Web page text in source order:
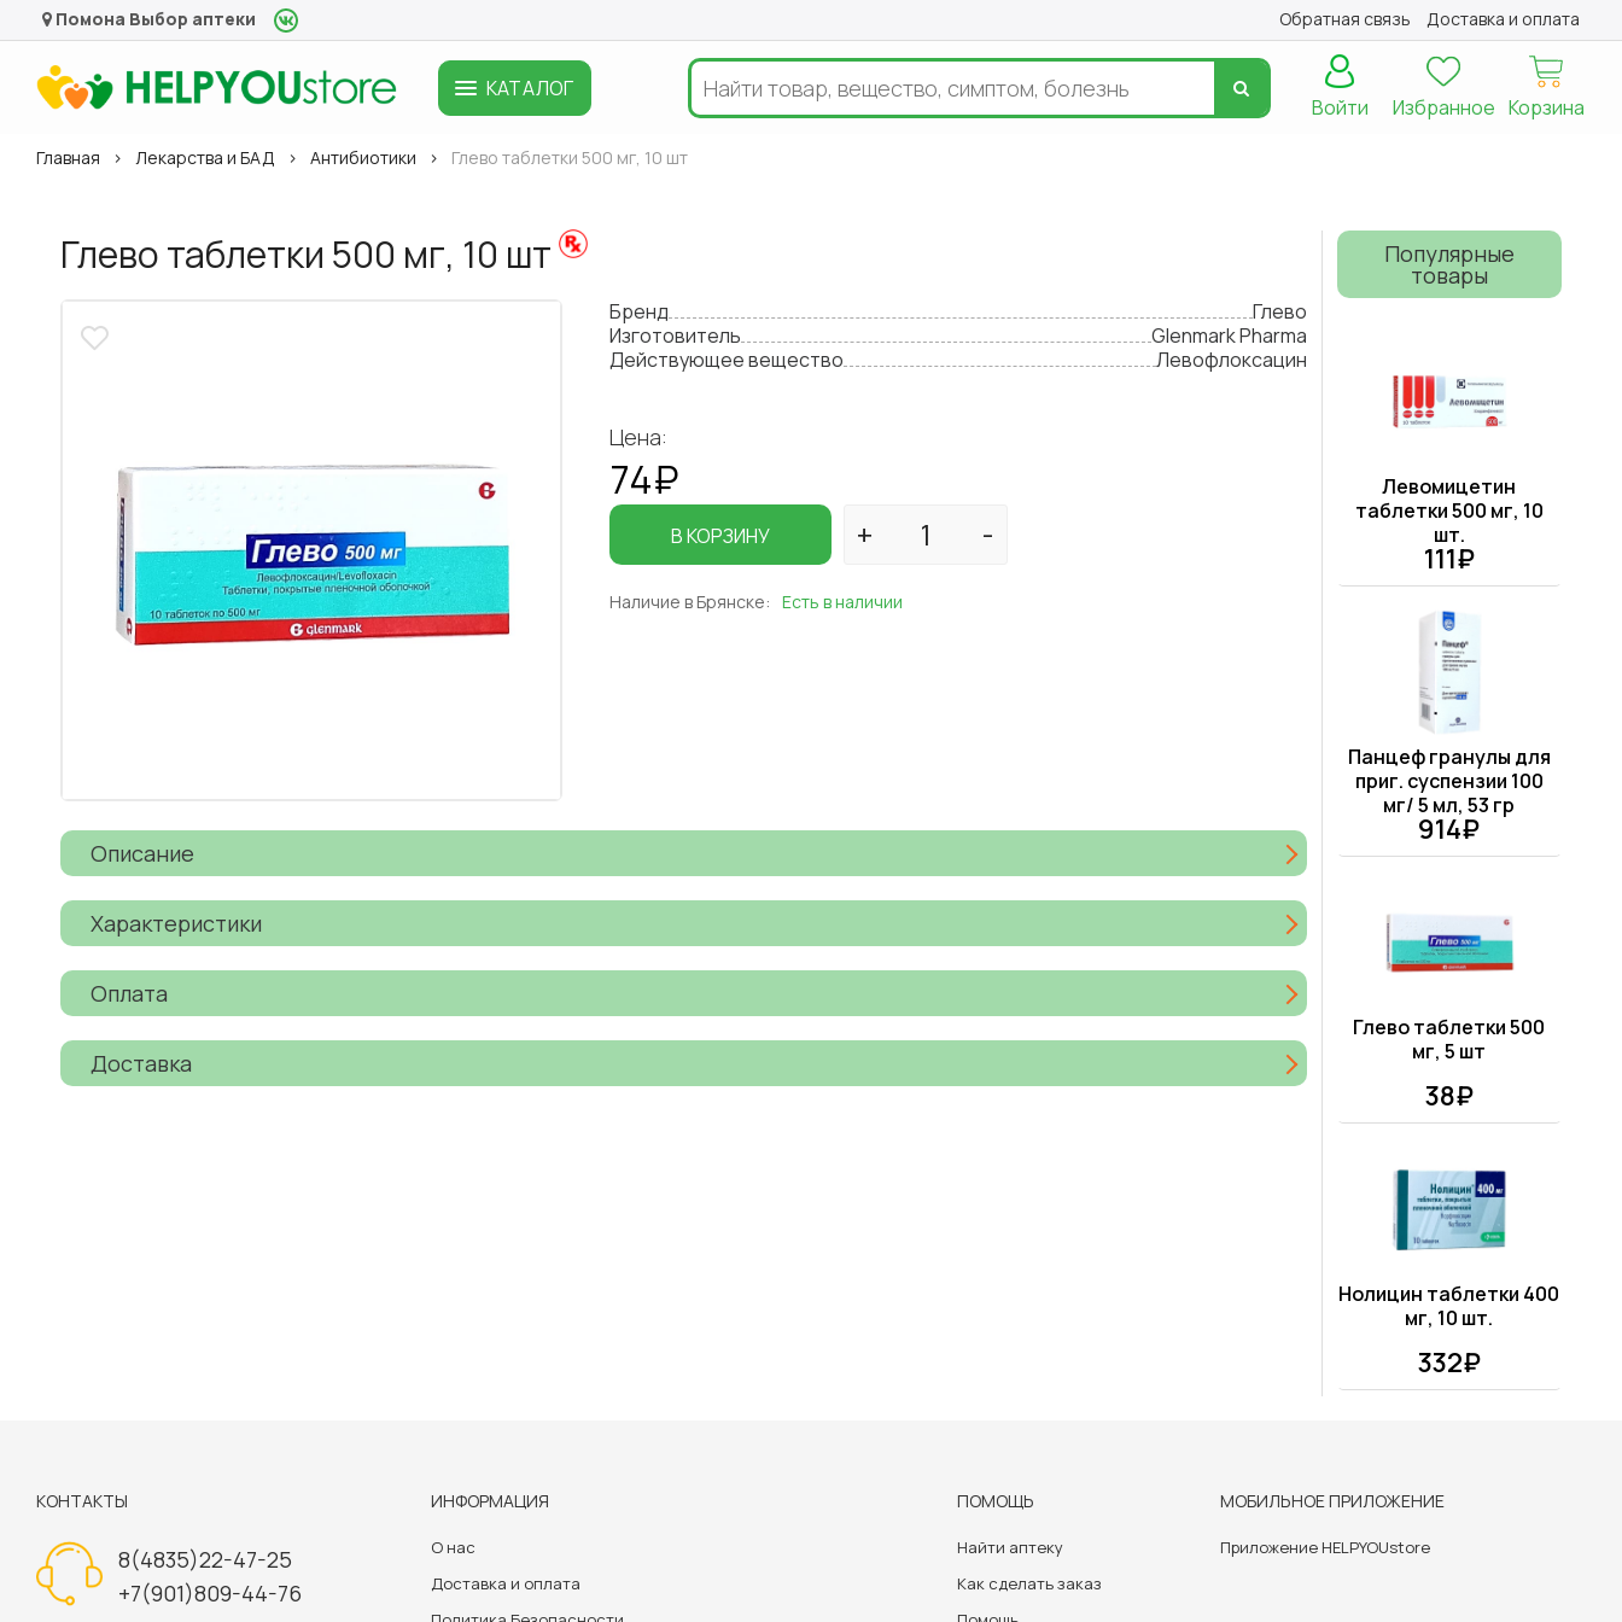
Помона Выбор аптеки Обратная связь Доставка и оплата
КАТАЛОГ
Корзина
Избранное
Войти
Главная Лекарства и БАД Антибиотики Глево таблетки 500 мг, 10 шт
Глево таблетки 500 мг, 10 шт
Бренд
Глево
Изготовитель
Glenmark Pharma
Действующее вещество
Левофлоксацин
Цена:
74₽
В КОРЗИНУ
Наличие в Брянске: Есть в наличии
Описание
Характеристики
Оплата
Доставка
Популярные
товары
Левомицетин
таблетки 500 мг, 10
шт.
111₽
Панцеф гранулы для
приг. суспензии 100
мг/ 5 мл, 53 гр
914₽
Глево таблетки 500
мг, 5 шт
38₽
Нолицин таблетки 400
мг, 10 шт.
332₽
КОНТАКТЫ
8(4835)22-47-25
+7(901)809-44-76
ИНФОРМАЦИЯ
О нас
Доставка и оплата
ПОМОЩЬ
Найти аптеку
Как сделать заказ
МОБИЛЬНОЕ ПРИЛОЖЕНИЕ
Приложение HELPYOUstore